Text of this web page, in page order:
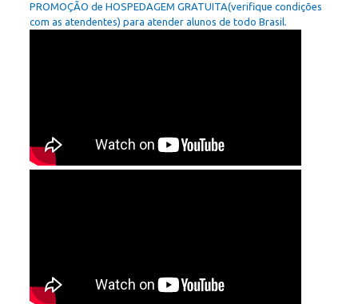
PROMOÇÃO de HOSPEDAGEM GRATUITA(verifique condições
com as atendentes) para atender alunos de todo Brasil.